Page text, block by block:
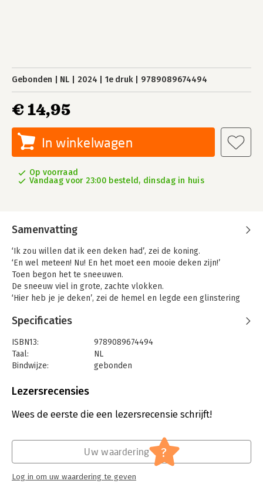
Gebonden NL 2024 1e druk 9789089674494
€ 14,95
In winkelwagen
Op voorraad
Vandaag voor 23:00 besteld, dinsdag in huis
Samenvatting
‘Ik zou willen dat ik een deken had’, zei de koning.
‘En wel meteen! Nu! En het moet een mooie deken zijn!’
Toen begon het te sneeuwen.
De sneeuw viel in grote, zachte vlokken.
‘Hier heb je je deken’, zei de hemel en legde een glinstering
‘Dank je wel’, zei de koning verbaasd.
In ieder van ons schuilt wel een kleine koning. De ene keer
woedend omdat het niet helemaal gaat zoals hij graag zou
willen, dan weer verbaasd over de macht die hij heeft, en soms
Heinz Janisch (Hans Christian Anderson Award 2024) en Wolf
getoverd.
Specificaties
ISBN13:
9789089674494
Taal:
NL
Bindwijze:
gebonden
Uitgever:
Verschijningsdatum:
22-11-2024
Lezersrecensies
Wees de eerste die een lezersrecensie schrijft!
Uw waardering ?
Log in om uw waardering te geven